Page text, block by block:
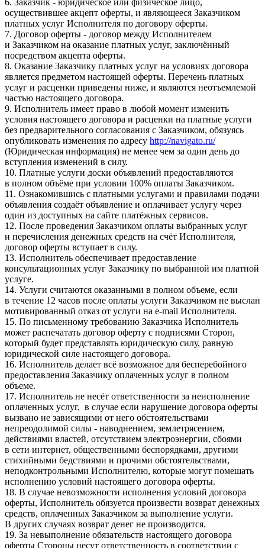
осуществившее акцепт оферты, и являющееся Заказчиком
платных услуг Исполнителя по договору оферты.
7. Договор оферты - договор между Исполнителем
и Заказчиком на оказание платных услуг, заключённый
посредством акцепта оферты.
8. Оказание Заказчику платных услуг на условиях договора
является предметом настоящей оферты. Перечень платных
услуг и расценки приведены ниже, и являются неотъемлемой
частью настоящего договора.
9. Исполнитель имеет право в любой момент изменить
условия настоящего договора и расценки на платные услуги
без предварительного согласования с Заказчиком, обязуясь
опубликовать изменения по адресу http://navigato.ru/
(Юридическая информация) не менее чем за один день до
вступления изменений в силу.
10. Платные услуги доски объявлений предоставляются
в полном объёме при условии 100% оплаты Заказчиком.
11. Ознакомившись с платными услугами и правилами подачи
объявления создаёт объявление и оплачивает услугу через
один из доступных на сайте платёжных сервисов.
12. После проведения Заказчиком оплаты выбранных услуг
и перечисления денежных средств на счёт Исполнителя,
договор оферты вступает в силу.
13. Исполнитель обеспечивает предоставление
консультационных услуг Заказчику по выбранной им платной
услуге.
14. Услуги считаются оказанными в полном объеме, если
в течение 12 часов после оплаты услуги Заказчиком не выслан
мотивированный отказ от услуги на e-mail Исполнителя.
15. По письменному требованию Заказчика Исполнитель
может распечатать договор оферту с подписями Сторон,
который будет представлять юридическую силу, равную
юридической силе настоящего договора.
16. Исполнитель делает всё возможное для бесперебойного
предоставления Заказчику оплаченных услуг в полном
объеме.
17. Исполнитель не несёт ответственности за неисполнение
оплаченных услуг, в случае если нарушение договора оферты
вызвано не зависящими от него обстоятельствами
непреодолимой силы - наводнением, землетрясением,
действиями властей, отсутствием электроэнергии, сбоями
в сети интернет, общественными беспорядками, другими
стихийными бедствиями и прочими обстоятельствами,
неподконтрольными Исполнителю, которые могут помешать
исполнению условий настоящего договора оферты.
18. В случае невозможности исполнения условий договора
оферты, Исполнитель обязуется произвести возврат денежных
средств, оплаченных Заказчиком за выполнение услуги.
В других случаях возврат денег не производится.
19. За невыполнение обязательств настоящего договора
оферты Стороны несут ответственность в соответствии с